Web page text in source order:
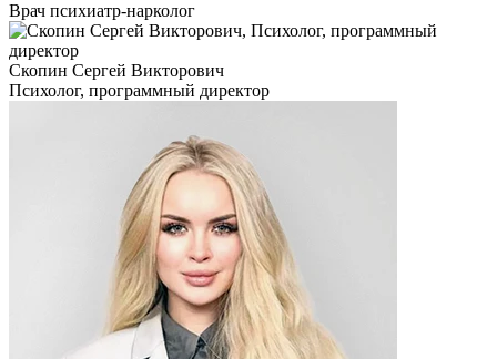
Врач психиатр-нарколог
Скопин Сергей Викторович
Психолог, программный директор